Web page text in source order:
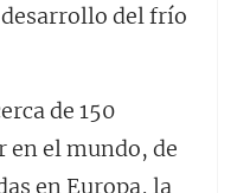
del frío
de 150
en el mundo, de
en Europa, la